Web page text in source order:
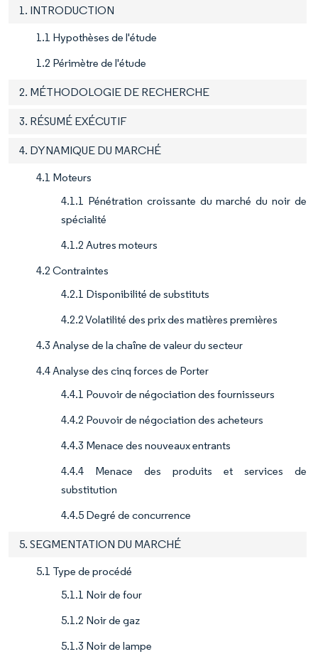
1. INTRODUCTION
1.1 Hypothèses de l'étude
1.2 Périmètre de l'étude
2. MÉTHODOLOGIE DE RECHERCHE
3. RÉSUMÉ EXÉCUTIF
4. DYNAMIQUE DU MARCHÉ
4.1 Moteurs
4.1.1 Pénétration croissante du marché du noir de
spécialité
4.1.2 Autres moteurs
4.2 Contraintes
4.2.1 Disponibilité de substituts
4.2.2 Volatilité des prix des matières premières
4.3 Analyse de la chaîne de valeur du secteur
4.4 Analyse des cinq forces de Porter
4.4.1 Pouvoir de négociation des fournisseurs
4.4.2 Pouvoir de négociation des acheteurs
4.4.3 Menace des nouveaux entrants
4.4.4 Menace des produits et services de
substitution
4.4.5 Degré de concurrence
5. SEGMENTATION DU MARCHÉ
5.1 Type de procédé
5.1.1 Noir de four
5.1.2 Noir de gaz
5.1.3 Noir de lampe